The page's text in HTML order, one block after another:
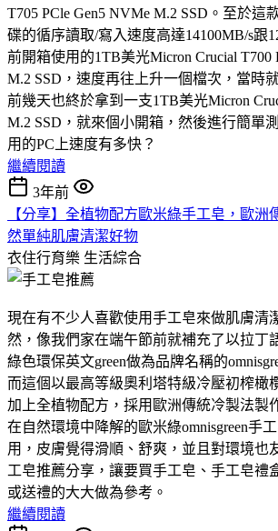
T705 PCle Gen5 NVMe M.2 SSD。至於這
碟的循序讀取/寫入速度高達14100MB/s跟
前開箱使用的1TB美光Micron Crucial T700
M.2 SSD，速度再往上升一個檔次，當時
前幾天也終於拿到一支1TB美光Micron
M.2 SSD，就來個小開箱，然後進行簡單
用的PC上速度有多快？
繼續閱讀
3年前
【分享】全植物配方歐米綠手工皂，歐洲
然單純肌膚清潔好物
衣住行育樂 生活綜合
現在有不少人喜歡使用手工皂來做肌膚清
然，像我們家在端午節前就補充了以拉丁
綠色環保英文green做為品牌名稱的
而這個以最高等級奧利塔特級冷壓初榨橄
加上全植物配方，採用歐洲傳統冷製法製
在自然環境中降解的歐米綠omnisgreen手
用，皮膚覺得滑順、舒爽，並且對環境也
工皂推薦分享，讓要買手工皂、手工皂禮
或送禮的大大做為參考。
繼續閱讀